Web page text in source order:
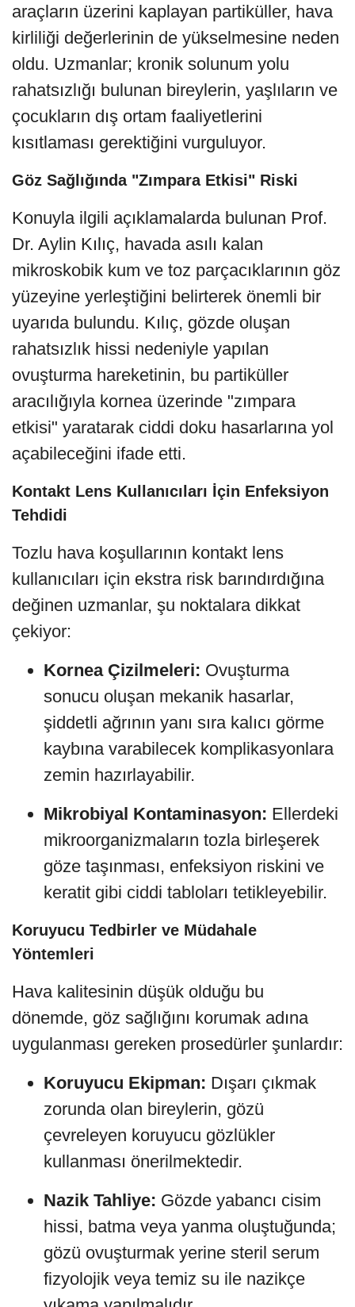
araçların üzerini kaplayan partiküller, hava
kirliliği değerlerinin de yükselmesine neden
oldu. Uzmanlar; kronik solunum yolu
rahatsızlığı bulunan bireylerin, yaşlıların ve
çocukların dış ortam faaliyetlerini
kısıtlaması gerektiğini vurguluyor.
Göz Sağlığında "Zımpara Etkisi" Riski
Konuyla ilgili açıklamalarda bulunan Prof.
Dr. Aylin Kılıç, havada asılı kalan
mikroskobik kum ve toz parçacıklarının göz
yüzeyine yerleştiğini belirterek önemli bir
uyarıda bulundu. Kılıç, gözde oluşan
rahatsızlık hissi nedeniyle yapılan
ovuşturma hareketinin, bu partiküller
aracılığıyla kornea üzerinde "zımpara
etkisi" yaratarak ciddi doku hasarlarına yol
açabileceğini ifade etti.
Kontakt Lens Kullanıcıları İçin Enfeksiyon
Tehdidi
Tozlu hava koşullarının kontakt lens
kullanıcıları için ekstra risk barındırdığına
değinen uzmanlar, şu noktalara dikkat
çekiyor:
Kornea Çizilmeleri: Ovuşturma
sonucu oluşan mekanik hasarlar,
şiddetli ağrının yanı sıra kalıcı görme
kaybına varabilecek komplikasyonlara
zemin hazırlayabilir.
Mikrobiyal Kontaminasyon: Ellerdeki
mikroorganizmaların tozla birleşerek
göze taşınması, enfeksiyon riskini ve
keratit gibi ciddi tabloları tetikleyebilir.
Koruyucu Tedbirler ve Müdahale
Yöntemleri
Hava kalitesinin düşük olduğu bu
dönemde, göz sağlığını korumak adına
uygulanması gereken prosedürler şunlardır:
Koruyucu Ekipman: Dışarı çıkmak
zorunda olan bireylerin, gözü
çevreleyen koruyucu gözlükler
kullanması önerilmektedir.
Nazik Tahliye: Gözde yabancı cisim
hissi, batma veya yanma oluştuğunda;
gözü ovuşturmak yerine steril serum
fizyolojik veya temiz su ile nazikçe